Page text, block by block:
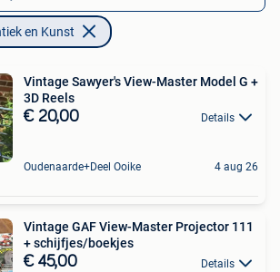
en Kunst
Vintage Sawyer's View-Master Model G +
3D Reels
€ 20,00 Details
Oudenaarde+Deel Ooike 4 aug 26
Vintage GAF View-Master Projector 111
+ schijfjes/boekjes
€ 45,00 Details